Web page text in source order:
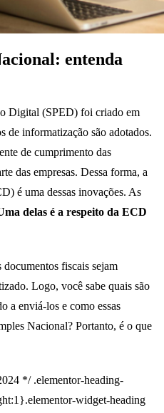
entenda
Digital (SPED) foi criado em
de informatização são adotados.
de cumprimento das
das empresas. Dessa forma, a
é uma dessas inovações. As
delas é a respeito da ECD
fiscais sejam
Logo, você sabe quais são
a enviá-los e como essas
Nacional? Portanto, é o que
*/ .elementor-heading-
widget-heading